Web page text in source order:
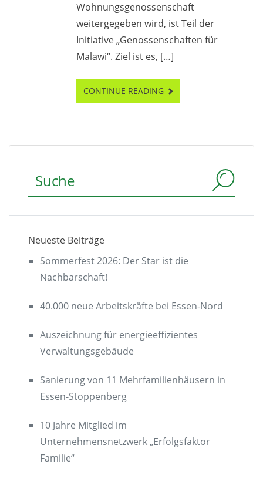
Wohnungsgenossenschaft
weitergegeben wird, ist Teil der
Initiative „Genossenschaften für
Malawi“. Ziel ist es, […]
CONTINUE READING
Neueste Beiträge
Sommerfest 2026: Der Star ist die
Nachbarschaft!
40.000 neue Arbeitskräfte bei Essen-Nord
Auszeichnung für energieeffizientes
Verwaltungsgebäude
Sanierung von 11 Mehrfamilienhäusern in
Essen-Stoppenberg
10 Jahre Mitglied im
Unternehmensnetzwerk „Erfolgsfaktor
Familie“